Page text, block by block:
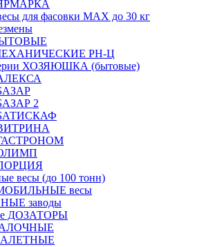
для фасовки MAX до 30 кг
РН-Ц
ХОЗЯЮШКА (бытовые)
2
весы (до 100 тонн)
весы
заводы
ДОЗАТОРЫ